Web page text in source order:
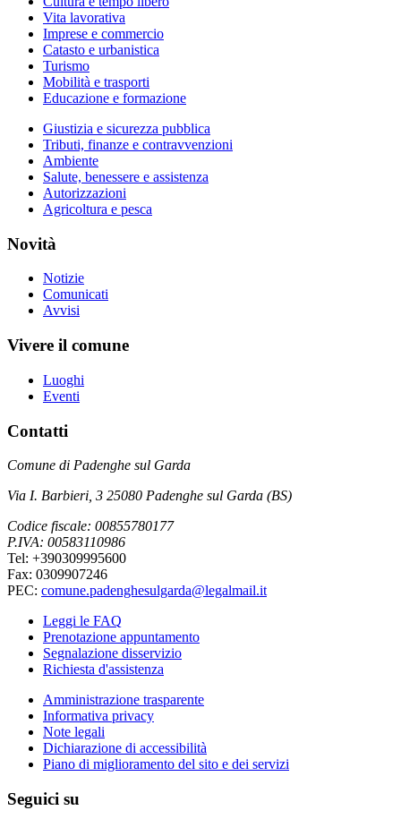
Vita lavorativa
Imprese e commercio
Catasto e urbanistica
Turismo
Mobilità e trasporti
Educazione e formazione
Giustizia e sicurezza pubblica
Tributi, finanze e contravvenzioni
Ambiente
Salute, benessere e assistenza
Autorizzazioni
Agricoltura e pesca
Novità
Notizie
Comunicati
Avvisi
Vivere il comune
Luoghi
Eventi
Contatti
Comune di Padenghe sul Garda
Via I. Barbieri, 3 25080 Padenghe sul Garda (BS)
Codice fiscale: 00855780177
P.IVA: 00583110986
Tel: +390309995600
Fax: 0309907246
PEC: comune.padenghesulgarda@legalmail.it
Leggi le FAQ
Prenotazione appuntamento
Segnalazione disservizio
Richiesta d'assistenza
Amministrazione trasparente
Informativa privacy
Note legali
Dichiarazione di accessibilità
Piano di miglioramento del sito e dei servizi
Seguici su